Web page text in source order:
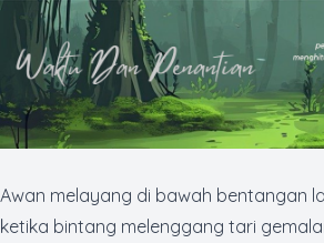
Awan melayang di bawah bentangan
ketika bintang melenggang tari gemalai